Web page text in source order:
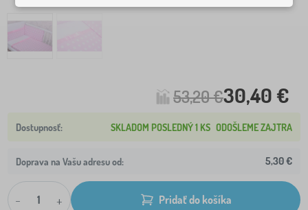
53,20 €30,40 €
SKLADOM POSLEDNÝ 1 KS ODOŠLEME ZAJTRA
Doprava na Vašu adresu od: 5,30 €
- + Pridať do košíka